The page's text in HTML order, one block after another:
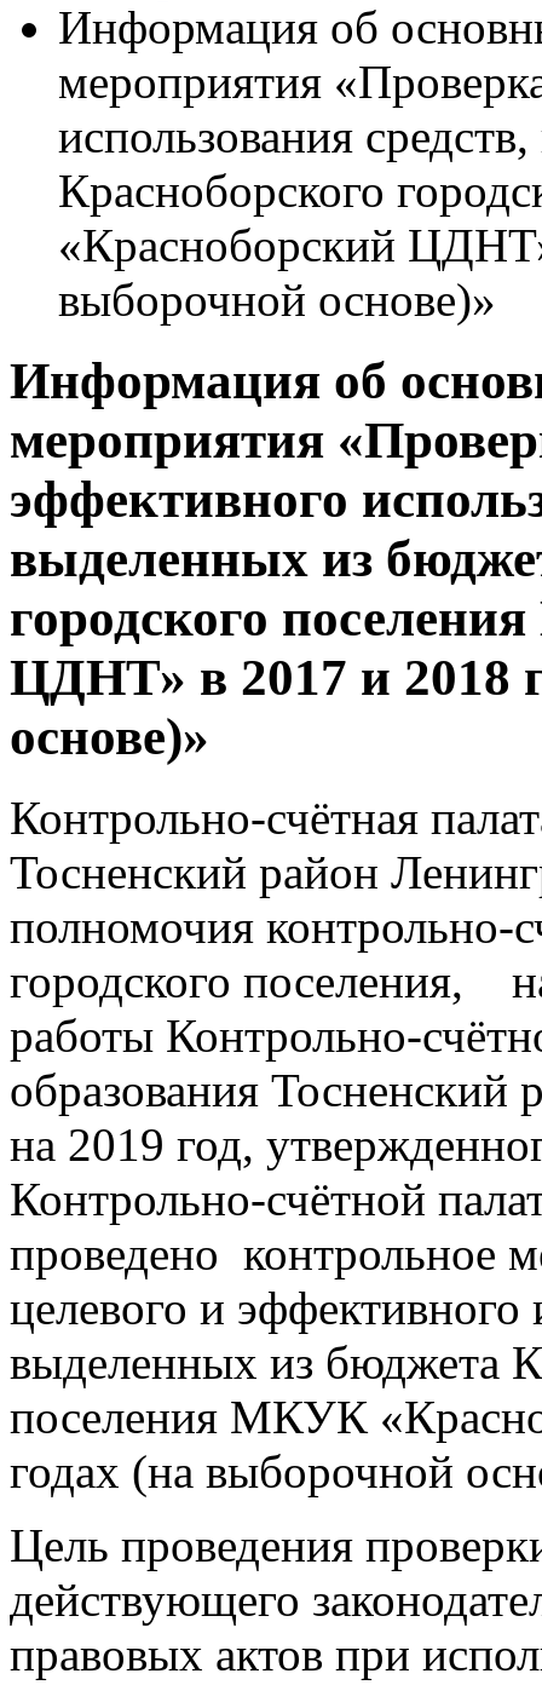
Информация об
мероприятия
использования
Красноборского
«Красноборский
выборочной основе)»
Информация об
мероприятия
эффективного
выделенных из
городского
ЦДНТ» в 2017 и 2018
основе)»
Контрольно-счётная
Тосненский район
полномочия контрольно-
городского поселения,
работы Контрольно-
образования Тосненский
на 2019 год,
Контрольно-счётной
проведено контрольное
целевого и эффективного
выделенных из бюджета
поселения МКУК
годах (на выборочной
Цель проведения
действующего
правовых актов при